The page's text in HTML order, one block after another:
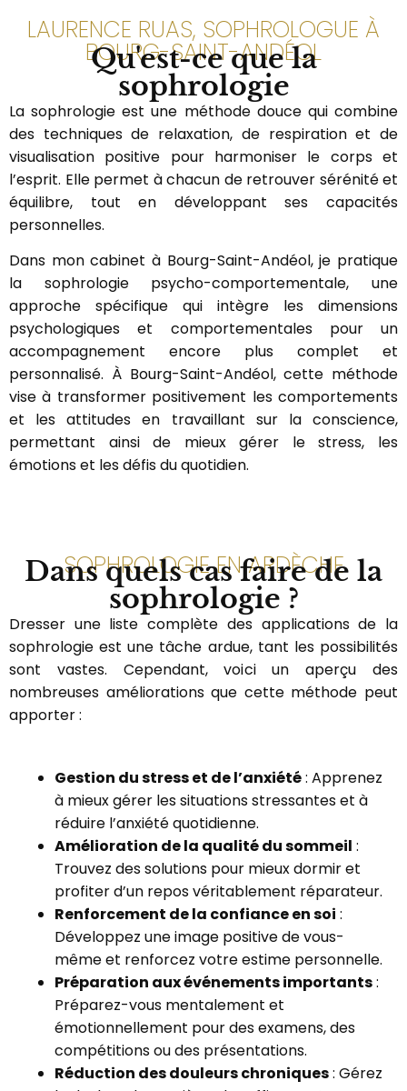
LAURENCE RUAS, SOPHROLOGUE À
BOURG-SAINT-ANDÉOL
Qu'est-ce que la
sophrologie
La sophrologie est une méthode douce qui combine
des techniques de relaxation, de respiration et de
visualisation positive pour harmoniser le corps et
l’esprit. Elle permet à chacun de retrouver sérénité et
équilibre, tout en développant ses capacités
personnelles.
Dans mon cabinet à Bourg-Saint-Andéol, je pratique
la sophrologie psycho-comportementale, une
approche spécifique qui intègre les dimensions
psychologiques et comportementales pour un
accompagnement encore plus complet et
personnalisé. À Bourg-Saint-Andéol, cette méthode
vise à transformer positivement les comportements
et les attitudes en travaillant sur la conscience,
permettant ainsi de mieux gérer le stress, les
émotions et les défis du quotidien.
SOPHROLOGIE EN ARDÈCHE
Dans quels cas faire de la
sophrologie ?
Dresser une liste complète des applications de la
sophrologie est une tâche ardue, tant les possibilités
sont vastes. Cependant, voici un aperçu des
nombreuses améliorations que cette méthode peut
apporter :
Gestion du stress et de l’anxiété: Apprenez
à mieux gérer les situations stressantes et à
réduire l’anxiété quotidienne.
Amélioration de la qualité du sommeil :
Trouvez des solutions pour mieux dormir et
profiter d’un repos véritablement réparateur.
Renforcement de la confiance en soi :
Développez une image positive de vous-
même et renforcez votre estime personnelle.
Préparation aux événements importants:
Préparez-vous mentalement et
émotionnellement pour des examens, des
compétitions ou des présentations.
Réduction des douleurs chroniques: Gérez